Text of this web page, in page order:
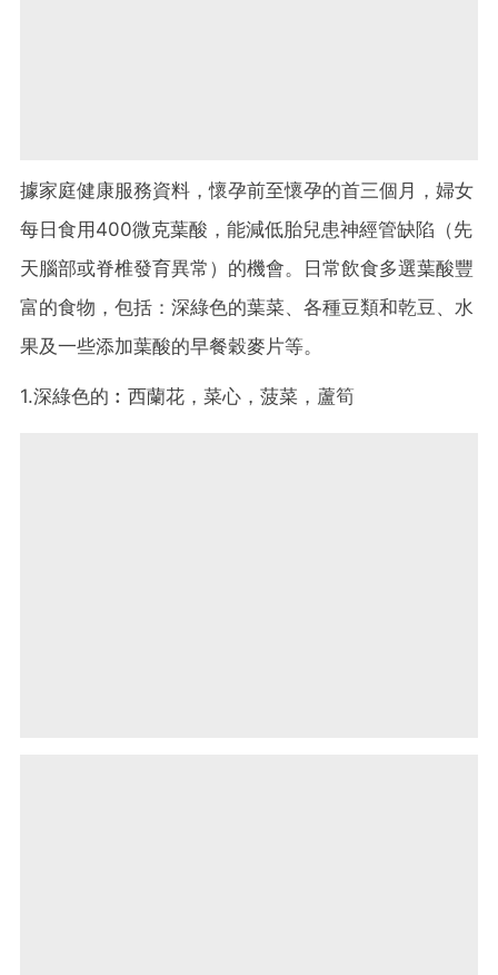
據家庭健康服務資料，懷孕前至懷孕的首三個月，婦女
每日食用400微克葉酸，能減低胎兒患神經管缺陷（先
天腦部或脊椎發育異常）的機會。日常飲食多選葉酸豐
富的食物，包括：深綠色的葉菜、各種豆類和乾豆、水
果及一些添加葉酸的早餐穀麥片等。
1.深綠色的︰西蘭花，菜心，菠菜，蘆筍